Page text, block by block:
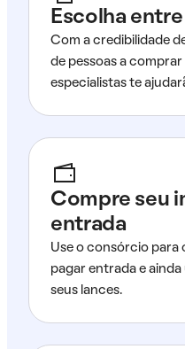
Escolha
Com a credibilidade
de pessoas a
especialistas te
Compre seu
entrada
Use o consórcio para
pagar entrada e
seus lances.